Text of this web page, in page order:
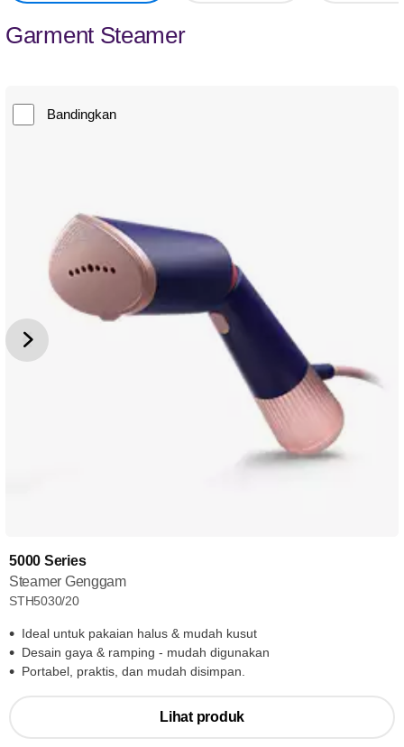
Garment Steamer
Bandingkan
5000 Series
Steamer Genggam
STH5030/20
Ideal untuk pakaian halus & mudah kusut
Desain gaya & ramping - mudah digunakan
Portabel, praktis, dan mudah disimpan.
Lihat produk